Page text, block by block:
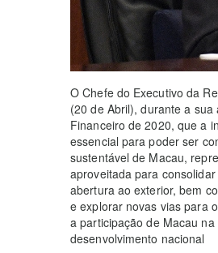
O Chefe do Executivo da
(20 de Abril), durante a
Financeiro de 2020, que a
essencial para poder ser
sustentável de Macau,
aproveitada para
abertura ao exterior, bem
e explorar novas vias para
a participação de Macau
desenvolvimento nacional